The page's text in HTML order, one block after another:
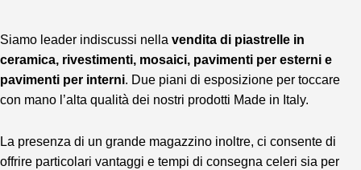
Siamo leader indiscussi nella vendita di piastrelle in
ceramica, rivestimenti, mosaici, pavimenti per esterni e
pavimenti per interni. Due piani di esposizione per toccare
con mano l’alta qualità dei nostri prodotti Made in Italy.
La presenza di un grande magazzino inoltre, ci consente di
offrire particolari vantaggi e tempi di consegna celeri sia per